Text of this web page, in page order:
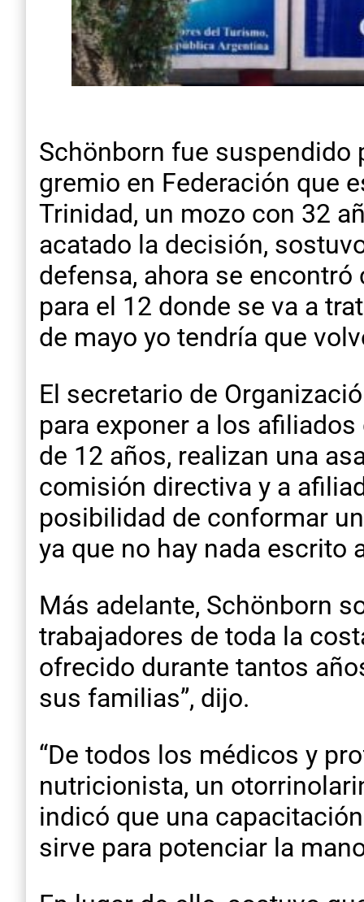
Schönborn fue suspendido
gremio en Federación que
Trinidad, un mozo con 32
acatado la decisión,
defensa, ahora se
para el 12 donde se va a
de mayo yo tendría que
El secretario de
para exponer a los
de 12 años, realizan una
comisión directiva y a
posibilidad de conformar
ya que no hay nada escrito
Más adelante, Schönborn
trabajadores de toda la
ofrecido durante tantos
sus familias”, dijo.
“De todos los médicos y
nutricionista, un
indicó que una
sirve para potenciar la